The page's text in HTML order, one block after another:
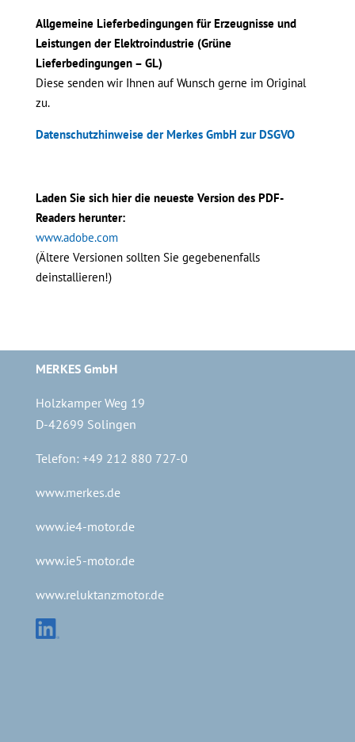
Allgemeine Lieferbedingungen für Erzeugnisse und
Leistungen der Elektroindustrie (Grüne
Lieferbedingungen – GL)
Diese senden wir Ihnen auf Wunsch gerne im Original
zu.
Datenschutzhinweise der Merkes GmbH zur DSGVO
Laden Sie sich hier die neueste Version des PDF-
Readers herunter:
www.adobe.com
(Ältere Versionen sollten Sie gegebenenfalls
deinstallieren!)
MERKES GmbH
Holzkamper Weg 19
D-42699 Solingen
Telefon: +49 212 880 727-0
www.merkes.de
www.ie4-motor.de
www.ie5-motor.de
www.reluktanzmotor.de